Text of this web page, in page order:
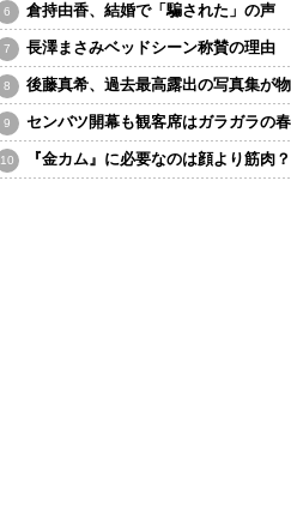
倉持由香、結婚で「騙された」の声
長澤まさみベッドシーン称賛の理由
後藤真希、過去最高露出の写真集が
センバツ開幕も観客席はガラガラの
『金カム』に必要なのは顔より筋肉？